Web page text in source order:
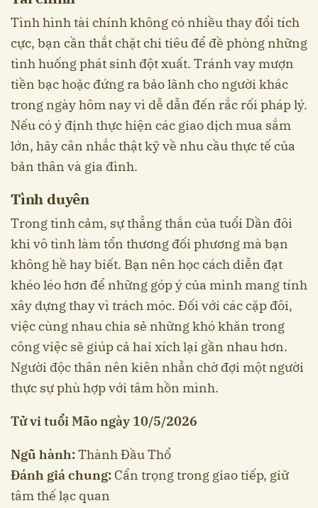
Tình hình tài chính không có nhiều thay đổi tích
cực, bạn cần thắt chặt chi tiêu để đề phòng những
tình huống phát sinh đột xuất. Tránh vay mượn
tiền bạc hoặc đứng ra bảo lãnh cho người khác
trong ngày hôm nay vì dễ dẫn đến rắc rối pháp lý.
Nếu có ý định thực hiện các giao dịch mua sắm
lớn, hãy cân nhắc thật kỹ về nhu cầu thực tế của
bản thân và gia đình.
Tình duyên
Trong tình cảm, sự thẳng thắn của tuổi Dần đôi
khi vô tình làm tổn thương đối phương mà bạn
không hề hay biết. Bạn nên học cách diễn đạt
khéo léo hơn để những góp ý của mình mang tính
xây dựng thay vì trách móc. Đối với các cặp đôi,
việc cùng nhau chia sẻ những khó khăn trong
công việc sẽ giúp cả hai xích lại gần nhau hơn.
Người độc thân nên kiên nhẫn chờ đợi một người
thực sự phù hợp với tâm hồn mình.
Tử vi tuổi Mão ngày 10/5/2026
Ngũ hành:Thành Đầu Thổ
Đánh giá chung: Cẩn trọng trong giao tiếp, giữ
tâm thế lạc quan